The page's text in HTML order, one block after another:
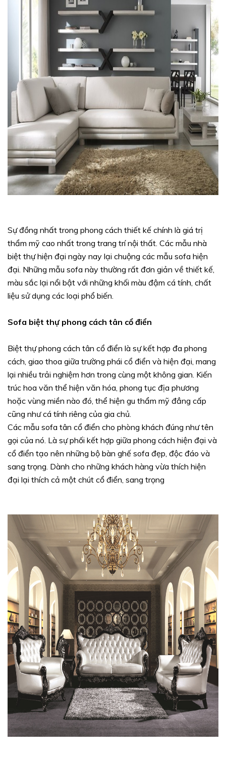
Sự đồng nhất trong phong cách thiết kế chính là giá trị
thẩm mỹ cao nhất trong trang trí nội thất. Các mẫu nhà
biệt thự hiện đại ngày nay lại chuộng các mẫu sofa hiện
đại. Những mẫu sofa này thường rất đơn giản về thiết kế,
màu sắc lại nổi bật với những khối màu đậm cá tính, chất
liệu sử dụng các loại phổ biến.
Sofa biệt thự phong cách tân cổ điển
Biệt thự phong cách tân cổ điển là sự kết hợp đa phong
cách, giao thoa giữa trường phái cổ điển và hiện đại, mang
lại nhiều trải nghiệm hơn trong cùng một không gian. Kiến
trúc hoa văn thể hiện văn hóa, phong tục địa phương
hoặc vùng miền nào đó, thể hiện gu thẩm mỹ đẳng cấp
cũng như cá tính riêng của gia chủ.
Các mẫu sofa tân cổ điển cho phòng khách đúng như tên
gọi của nó. Là sự phối kết hợp giữa phong cách hiện đại và
cổ điển tạo nên những bộ bàn ghế sofa đẹp, độc đáo và
sang trọng. Dành cho những khách hàng vừa thích hiện
đại lại thích cả một chút cổ điển, sang trọng